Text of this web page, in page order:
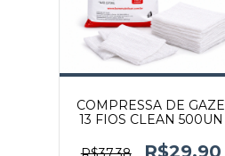
COMPRESSA DE GAZE
13 FIOS CLEAN 500UN
R$29,90